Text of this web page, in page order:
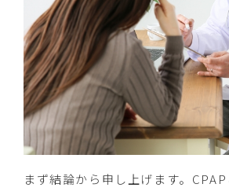
まず結論から申し上げます。